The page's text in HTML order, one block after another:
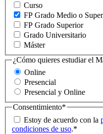
Curso
FP Grado Medio o
FP Grado Superior
Grado Universitario
Máster
¿Cómo quieres estudiar el
Online
Presencial
Presencial y Online
Consentimiento*
Estoy de acuerdo con la
condiciones de uso.*